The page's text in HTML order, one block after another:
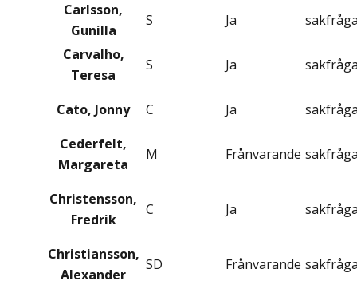
Carlsson,
Gunilla
S Ja
Carvalho,
Teresa
S Ja
Cato, Jonny C Ja
Cederfelt,
Margareta
M Frånvarande
Christensson,
Fredrik
C Ja
Christiansson,
Alexander
SD Frånvarande